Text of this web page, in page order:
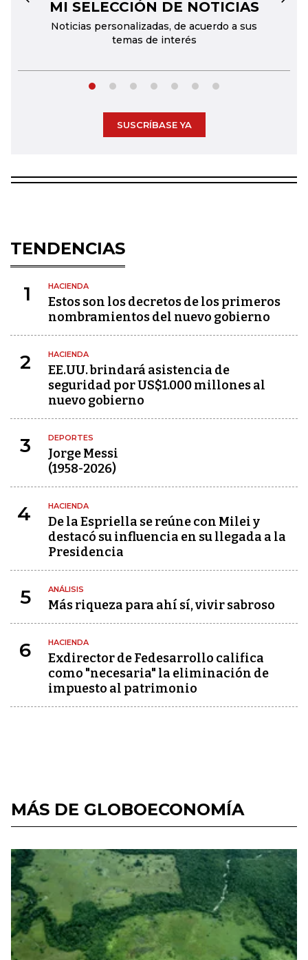
MI SELECCIÓN DE NOTICIAS
Noticias personalizadas, de acuerdo a sus
temas de interés
← →
SUSCRÍBASE YA
TENDENCIAS
1 HACIENDA
Estos son los decretos de los primeros
nombramientos del nuevo gobierno
2 HACIENDA
EE.UU. brindará asistencia de
seguridad por US$1.000 millones al
nuevo gobierno
3 DEPORTES
Jorge Messi
(1958-2026)
4 HACIENDA
De la Espriella se reúne con Milei y
destacó su influencia en su llegada a la
Presidencia
5 ANÁLISIS
Más riqueza para ahí sí, vivir sabroso
6 HACIENDA
Exdirector de Fedesarrollo califica
como "necesaria" la eliminación de
impuesto al patrimonio
MÁS DE GLOBOECONOMÍA